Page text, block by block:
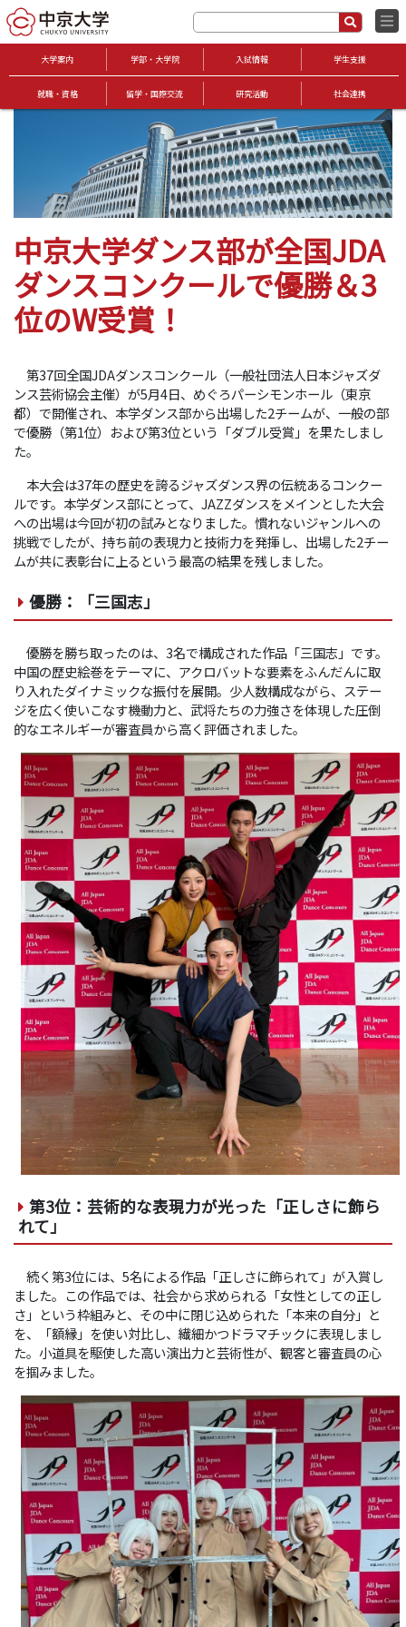
大学案内 学部・大学院 入試情報 学生支援
就職・資格 留学・国際交流 研究活動 社会連携
中京大学ダンス部が全国JDA
ダンスコンクールで優勝＆3
位のW受賞！
第37回全国JDAダンスコンクール（一般社団法人日本ジャズダ
ンス芸術協会主催）が5月4日、めぐろパーシモンホール（東京
都）で開催され、本学ダンス部から出場した2チームが、一般の部
で優勝（第1位）および第3位という「ダブル受賞」を果たしまし
た。
本大会は37年の歴史を誇るジャズダンス界の伝統あるコンクー
ルです。本学ダンス部にとって、JAZZダンスをメインとした大会
への出場は今回が初の試みとなりました。慣れないジャンルへの
挑戦でしたが、持ち前の表現力と技術力を発揮し、出場した2チー
ムが共に表彰台に上るという最高の結果を残しました。
優勝：「三国志」
優勝を勝ち取ったのは、3名で構成された作品「三国志」です。
中国の歴史絵巻をテーマに、アクロバットな要素をふんだんに取
り入れたダイナミックな振付を展開。少人数構成ながら、ステー
ジを広く使いこなす機動力と、武将たちの力強さを体現した圧倒
的なエネルギーが審査員から高く評価されました。
第3位：芸術的な表現力が光った「正しさに飾ら
れて」
続く第3位には、5名による作品「正しさに飾られて」が入賞し
ました。この作品では、社会から求められる「女性としての正し
さ」という枠組みと、その中に閉じ込められた「本来の自分」と
を、「額縁」を使い対比し、繊細かつドラマチックに表現しまし
た。小道具を駆使した高い演出力と芸術性が、観客と審査員の心
を掴みました。